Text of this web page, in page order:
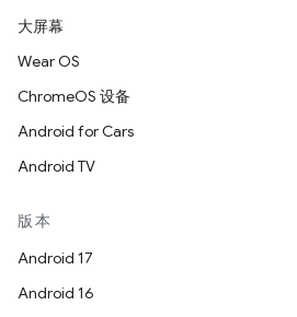
大屏幕
Wear OS
ChromeOS 设备
Android for Cars
Android TV
版本
Android 17
Android 16